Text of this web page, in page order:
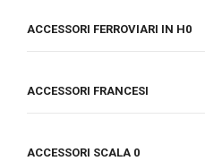
ACCESSORI FERROVIARI IN H0
ACCESSORI FRANCESI
ACCESSORI SCALA 0